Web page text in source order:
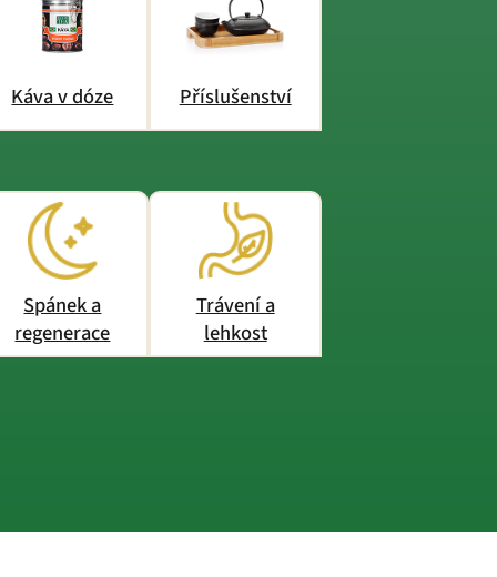
Káva v dóze Příslušenství
Spánek a
regenerace
Trávení a
lehkost